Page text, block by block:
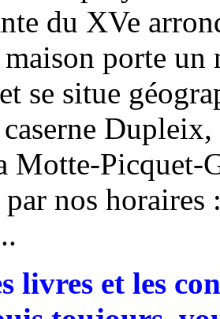
du XVe
porte
se situe
Motte-Picquet-
nos
livres et les